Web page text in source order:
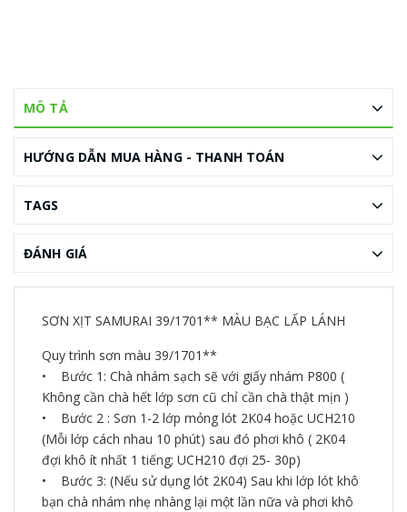
MÔ TẢ
HƯỚNG DẪN MUA HÀNG - THANH TOÁN
TAGS
ĐÁNH GIÁ
SƠN XỊT SAMURAI 39/1701** MÀU BẠC LẤP LÁNH
Quy trình sơn màu 39/1701**
• Bước 1: Chà nhám sạch sẽ với giấy nhám P800 (
Không cần chà hết lớp sơn cũ chỉ cần chà thật mịn )
• Bước 2 : Sơn 1-2 lớp mỏng lót 2K04 hoặc UCH210
(Mỗi lớp cách nhau 10 phút) sau đó phơi khô ( 2K04
đợi khô ít nhất 1 tiếng; UCH210 đợi 25- 30p)
• Bước 3: (Nếu sử dụng lót 2K04) Sau khi lớp lót khô
bạn chà nhám nhẹ nhàng lại một lần nữa và phơi khô